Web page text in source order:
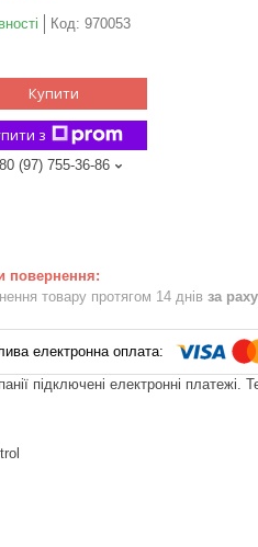
Код: 970053
Купити
з
(97) 755-36-86
товару протягом 14 днів за
підключені електронні